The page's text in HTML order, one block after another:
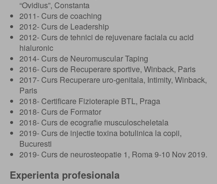
“Ovidius”, Constanta
2011- Curs de coaching
2012- Curs de Leadership
2012- Curs de tehnici de rejuvenare faciala cu acid
hialuronic
2014- Curs de Neuromuscular Taping
2016- Curs de Recuperare sportive, Winback, Paris
2017- Curs Recuperare uro-genitala, Intimity, Winback,
Paris
2018- Certificare Fizioterapie BTL, Praga
2018- Curs de Formator
2018- Curs de ecografie musculoscheletala
2019- Curs de injectie toxina botulinica la copii,
Bucuresti
2019- Curs de neurosteopatie 1, Roma 9-10 Nov 2019.
Experienta profesionala